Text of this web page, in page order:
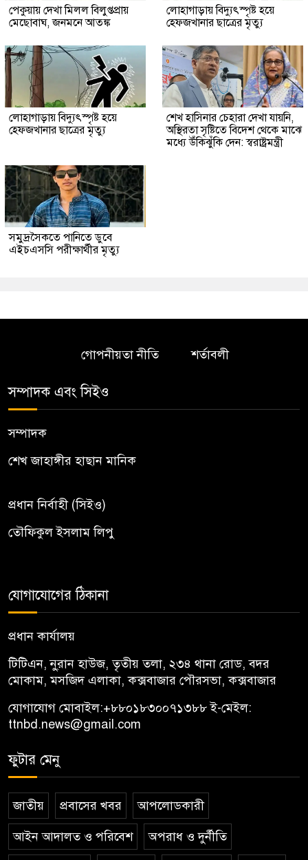
পেকুয়ায় দেখা মিলল বিলুপ্তপ্রায়
মেছোবাঘ, জনমনে আতঙ্ক
লোহাগাড়ায় বিদ্যুৎস্পৃষ্ট হয়ে
হেফজখানার ছাত্রের মৃত্যু
লোহাগাড়ায় বিদ্যুৎস্পৃষ্ট হয়ে
হেফজখানার ছাত্রের মৃত্যু
শেখ হাসিনার চেহারা দেখা যায়নি,
অস্থিরতা সৃষ্টিতে বিদেশ থেকে মাঝে
মধ্যে উঁকিঝুঁকি দেন: স্বরাষ্ট্রমন্ত্রী
সমুদ্রসৈকতে পানিতে ডুবে
এইচএসসি পরীক্ষার্থীর মৃত্যু
গোপনীয়তা নীতি শর্তাবলী
সম্পাদক এবং সিইও
সম্পাদক
শেখ জাহাঙ্গীর হাছান মানিক
প্রধান নির্বাহী (সিইও)
তৌফিকুল ইসলাম লিপু
যোগাযোগের ঠিকানা
প্রধান কার্যালয়
টিটিএন, নু্রান হাউজ, তৃতীয় তলা, ২৩৪ থানা রোড, বদর
মোকাম, মসজিদ এলাকা, কক্সবাজার পৌরসভা, কক্সবাজার
যোগাযোগ মোবাইল:+৮৮০১৮৩০০৭১৩৮৮ই-মেইল:
ttnbd.news@gmail.com
ফুটার মেনু
জাতীয় প্রবাসের খবর আপলোডকারী
আইন আদালত ও পরিবেশ অপরাধ ও দুর্নীতি